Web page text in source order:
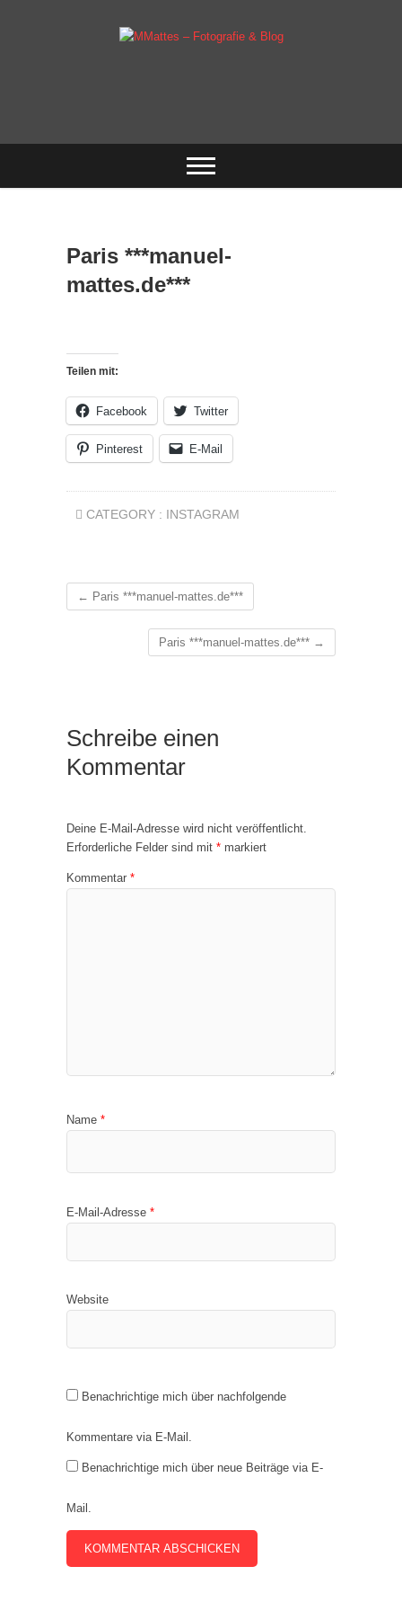
Paris ***manuel-
mattes.de***
Teilen mit:
Facebook Twitter
Pinterest E-Mail
CATEGORY : INSTAGRAM
← Paris ***manuel-mattes.de***
Paris ***manuel-mattes.de*** →
Schreibe einen
Kommentar
Deine E-Mail-Adresse wird nicht veröffentlicht.
Erforderliche Felder sind mit * markiert
Kommentar *
Name *
E-Mail-Adresse *
Website
Benachrichtige mich über nachfolgende
Kommentare via E-Mail.
Benachrichtige mich über neue Beiträge via E-
Mail.